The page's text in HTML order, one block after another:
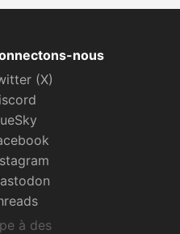
nous
(X)
à des